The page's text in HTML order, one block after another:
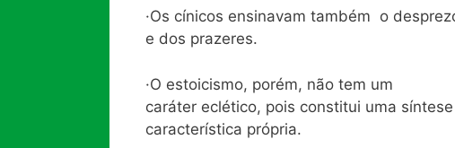
·Os cínicos ensinavam também o
e dos prazeres.
·O estoicismo, porém, não tem um
caráter eclético, pois constitui uma
característica própria.